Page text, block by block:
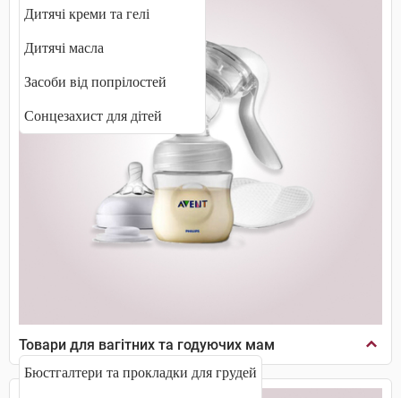
Дитячі креми та гелі
Дитячі масла
Засоби від попрілостей
Сонцезахист для дітей
Товари для вагітних та годуючих мам
Бюстгалтери та прокладки для грудей